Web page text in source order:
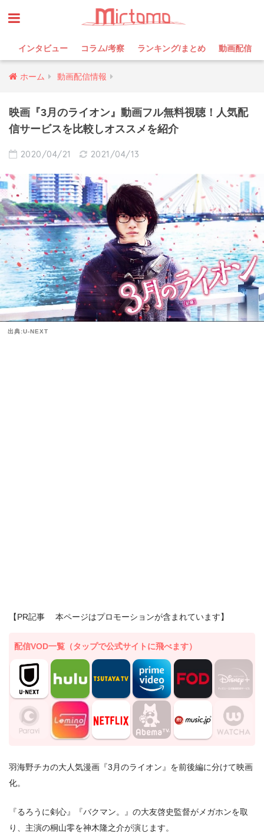
インタビュー コラム/考察 ランキング/まとめ 動画配信
ホーム 動画配信情報
映画『3月のライオン』動画フル無料視聴！人気配
信サービスを比較しオススメを紹介
2020/04/21 2021/04/13
出典:U-NEXT
【PR記事 本ページはプロモーションが含まれています】
配信VOD一覧（タップで公式サイトに飛べます）
羽海野チカの大人気漫画『3月のライオン』を前後編に分けて映画
化。
『るろうに剣心』『バクマン。』の大友啓史監督がメガホンを取
り、主演の桐山零を神木隆之介が演じます。